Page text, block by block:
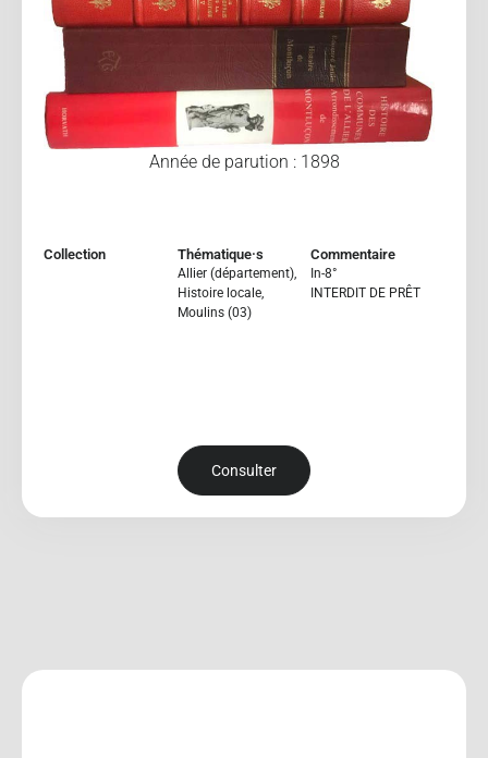
Année de parution : 1898
Collection Thématique·s
Allier (département),
Histoire locale,
Moulins (03)
Commentaire
In-8°
INTERDIT DE PRÊT
Consulter